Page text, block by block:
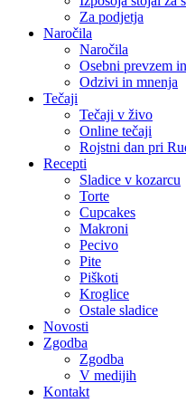
Za podjetja
Naročila
Naročila
Osebni prevzem
Odzivi in mnenja
Tečaji
Tečaji v živo
Online tečaji
Rojstni dan pri
Recepti
Sladice v kozarcu
Torte
Cupcakes
Makroni
Pecivo
Pite
Piškoti
Kroglice
Ostale sladice
Novosti
Zgodba
Zgodba
V medijih
Kontakt